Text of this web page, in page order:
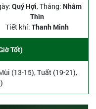
Quý Hợi, Tháng: Nhâm
Thìn
Tiết khí: Thanh Minh
Tốt)
(13-15), Tuất (19-21),